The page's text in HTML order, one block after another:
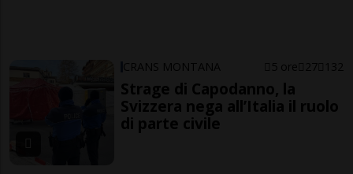
CRANS MONTANA 5 ore 27 132
Strage di Capodanno, la
Svizzera nega all’Italia il ruolo
di parte civile